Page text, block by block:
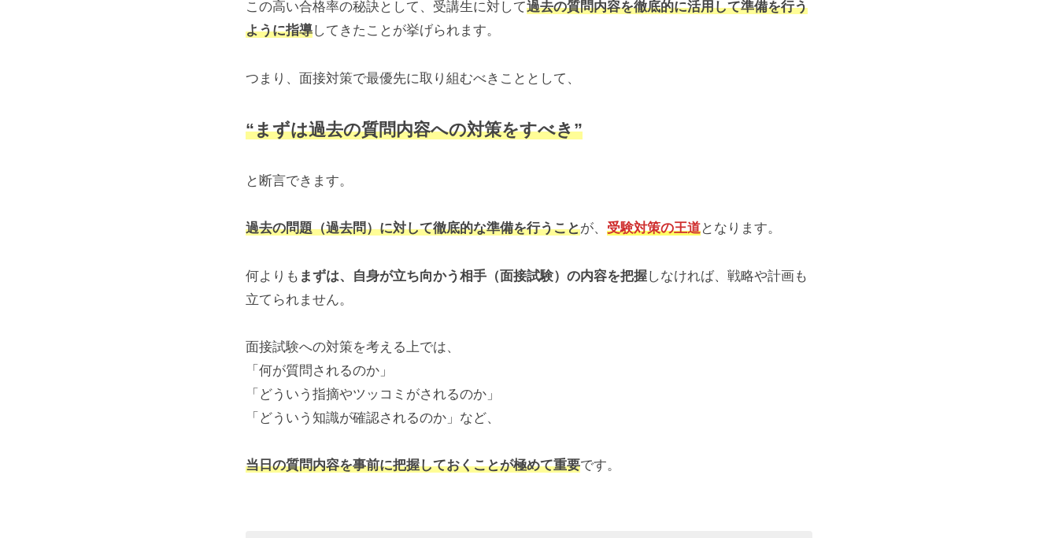
06-
24
公
員
「社
人
用」
専
予
備
Gravity
この高い合格率の秘訣として、受講生に対して過去の質問内容を徹底的に活用して準備を行う
ように指導してきたことが挙げられます。
つまり、面接対策で最優先に取り組むべきこととして、
“まずは過去の質問内容への対策をすべき”
と断言できます。
過去の問題（過去問）に対して徹底的な準備を行うことが、 受験対策の王道となります。
何よりも まずは、自身が立ち向かう相手（面接試験）の内容を把握しなければ、戦略や計画も
立てられません。
面接試験への対策を考える上では、
「何が質問されるのか」
「どういう指摘やツッコミがされるのか」
「どういう知識が確認されるのか」など、
当日の質問内容を事前に把握しておくことが極めて重要です。